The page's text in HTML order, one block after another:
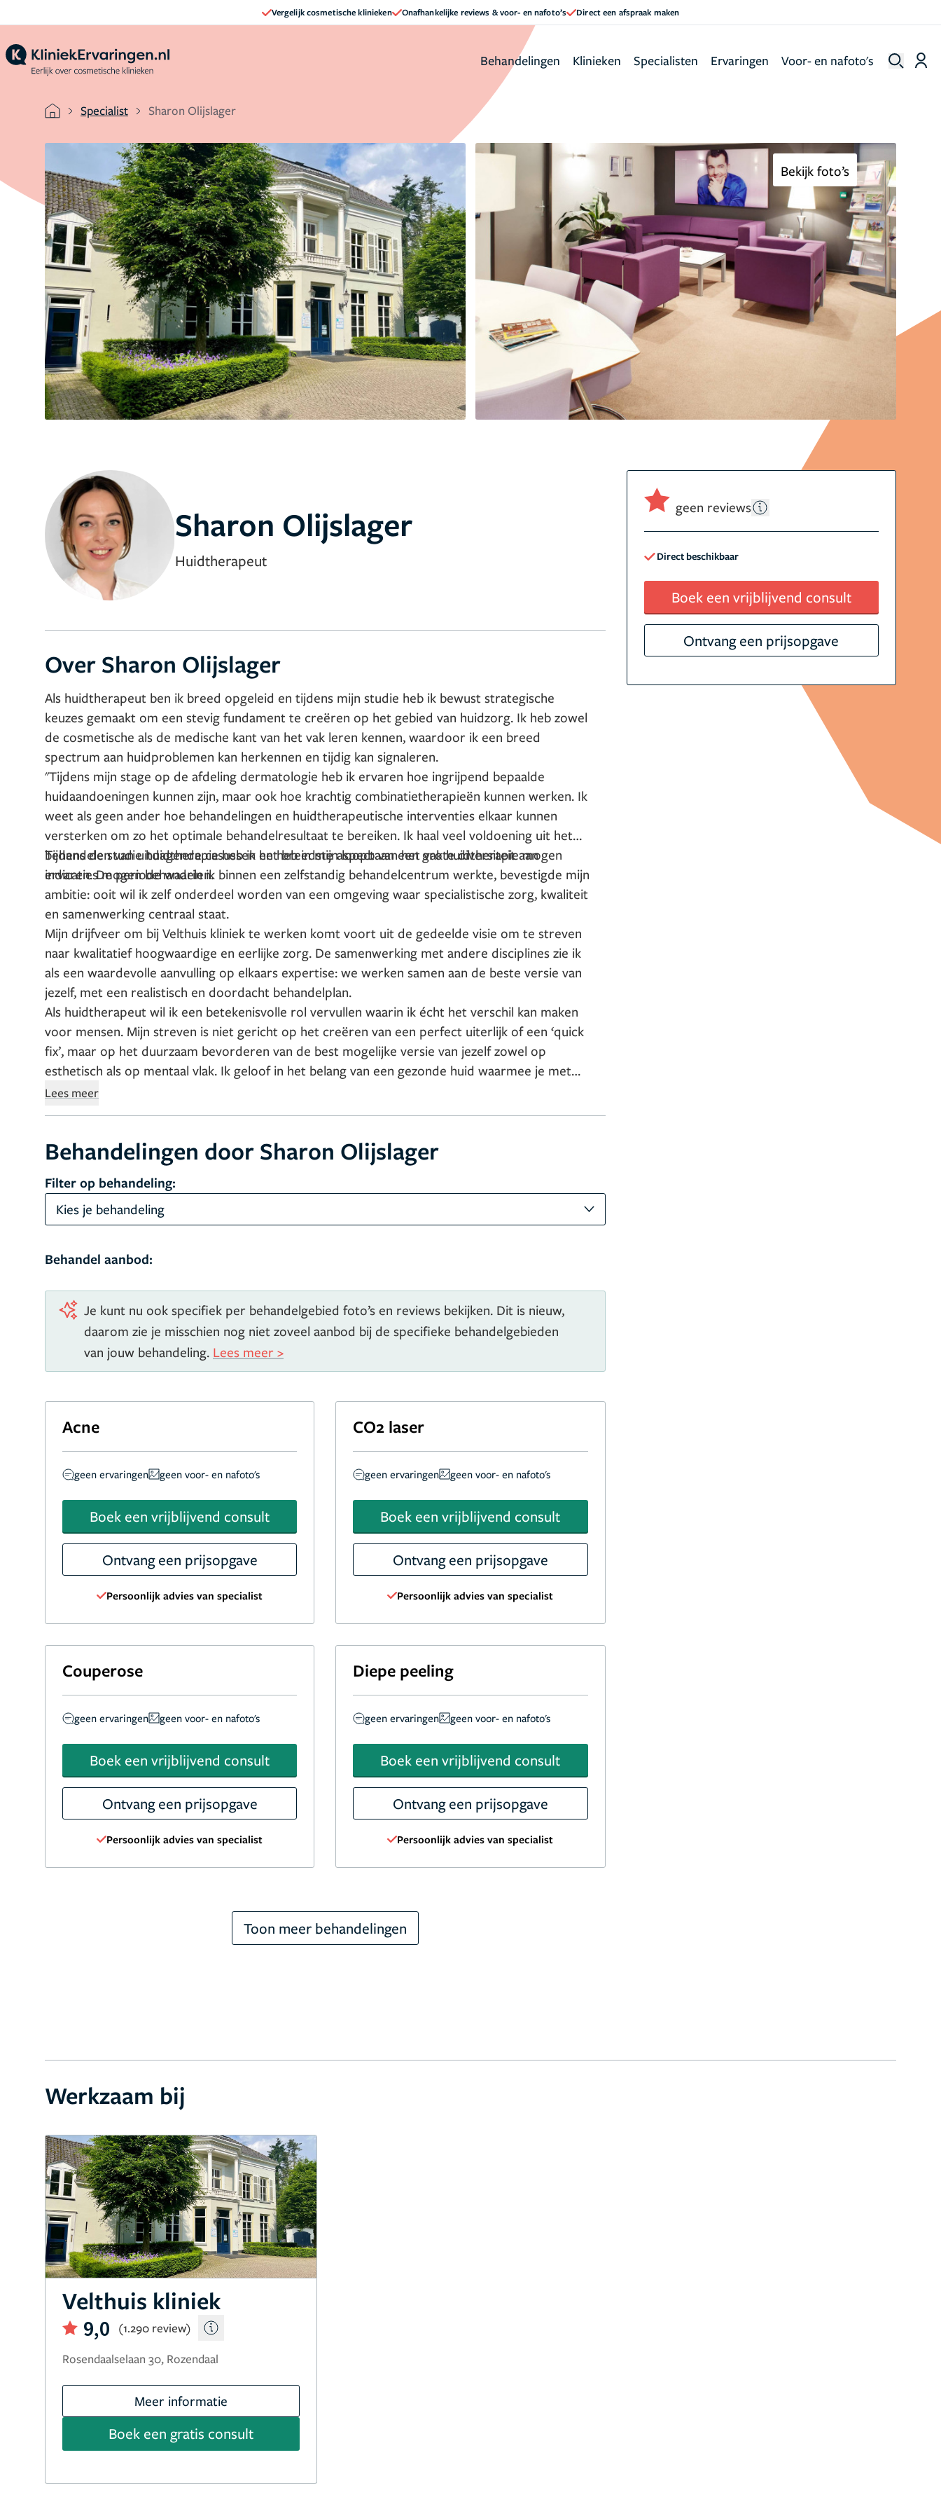
Vergelijk cosmetische klinieken Onafhankelijke reviews & voor- en nafoto’s Direct een afspraak maken
Behandelingen Klinieken Specialisten Ervaringen Voor- en nafoto's
Specialist Sharon Olijslager
Bekijk foto’s
Sharon Olijslager
Huidtherapeut
geen reviews
Direct beschikbaar
Boek een vrijblijvend consult
Ontvang een prijsopgave
Over Sharon Olijslager
Als huidtherapeut ben ik breed opgeleid en tijdens mijn studie heb ik bewust strategische
keuzes gemaakt om een stevig fundament te creëren op het gebied van huidzorg. Ik heb zowel
de cosmetische als de medische kant van het vak leren kennen, waardoor ik een breed
spectrum aan huidproblemen kan herkennen en tijdig kan signaleren.
"Tijdens mijn stage op de afdeling dermatologie heb ik ervaren hoe ingrijpend bepaalde
huidaandoeningen kunnen zijn, maar ook hoe krachtig combinatietherapieën kunnen werken. Ik
weet als geen ander hoe behandelingen en huidtherapeutische interventies elkaar kunnen
versterken om zo het optimale behandelresultaat te bereiken. Ik haal veel voldoening uit het
behandelen van uitdagende casussen en heb in mijn loopbaan een grote diversiteit aan
indicaties mogen behandelen.
Tijdens de studie huidtherapie heb ik het breedste aspect van het vak huidtherapie mogen
ervaren. De periode waarin ik binnen een zelfstandig behandelcentrum werkte, bevestigde mijn
ambitie: ooit wil ik zelf onderdeel worden van een omgeving waar specialistische zorg, kwaliteit
en samenwerking centraal staat.
Mijn drijfveer om bij Velthuis kliniek te werken komt voort uit de gedeelde visie om te streven
naar kwalitatief hoogwaardige en eerlijke zorg. De samenwerking met andere disciplines zie ik
als een waardevolle aanvulling op elkaars expertise: we werken samen aan de beste versie van
jezelf, met een realistisch en doordacht behandelplan.
Als huidtherapeut wil ik een betekenisvolle rol vervullen waarin ik écht het verschil kan maken
voor mensen. Mijn streven is niet gericht op het creëren van een perfect uiterlijk of een ‘quick
fix’, maar op het duurzaam bevorderen van de best mogelijke versie van jezelf zowel op
esthetisch als op mentaal vlak. Ik geloof in het belang van een gezonde huid waarmee je met
plezier en zelfvertrouwen ouder kunt worden. Of iemand nu kampt met een huidaandoening of
zijn of haar huid kan voelen."
Lees meer
Behandelingen door Sharon Olijslager
Filter op behandeling:
Kies je behandeling
Behandel aanbod:
Je kunt nu ook specifiek per behandelgebied foto’s en reviews bekijken. Dit is nieuw,
daarom zie je misschien nog niet zoveel aanbod bij de specifieke behandelgebieden
van jouw behandeling. Lees meer >
Acne
geen ervaringen geen voor- en nafoto's
Boek een vrijblijvend consult
Ontvang een prijsopgave
Persoonlijk advies van specialist
CO2 laser
geen ervaringen geen voor- en nafoto's
Boek een vrijblijvend consult
Ontvang een prijsopgave
Persoonlijk advies van specialist
Couperose
geen ervaringen geen voor- en nafoto's
Boek een vrijblijvend consult
Ontvang een prijsopgave
Persoonlijk advies van specialist
Diepe peeling
geen ervaringen geen voor- en nafoto's
Boek een vrijblijvend consult
Ontvang een prijsopgave
Persoonlijk advies van specialist
Toon meer behandelingen
Werkzaam bij
Velthuis kliniek
9,0
(1.290 review)
Rosendaalselaan 30, Rozendaal
Meer informatie
Boek een gratis consult